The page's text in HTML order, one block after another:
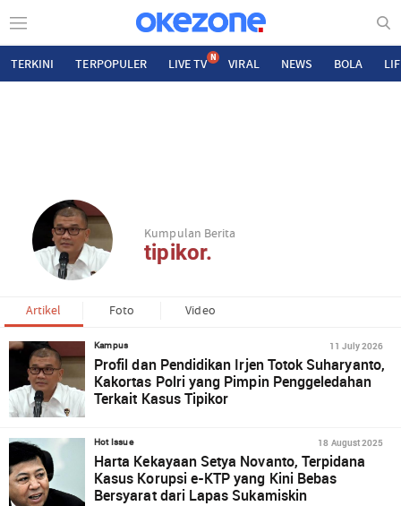
TERKINI TERPOPULER LIVE TV N VIRAL NEWS BOLA
Kumpulan Berita
tipikor.
Artikel Foto Video
Kampus 11 July 2026
Profil dan Pendidikan Irjen Totok Suharyanto,
Kakortas Polri yang Pimpin Penggeledahan
Terkait Kasus Tipikor
Hot Issue 18 August 2025
Harta Kekayaan Setya Novanto, Terpidana
Kasus Korupsi e-KTP yang Kini Bebas
Bersyarat dari Lapas Sukamiskin